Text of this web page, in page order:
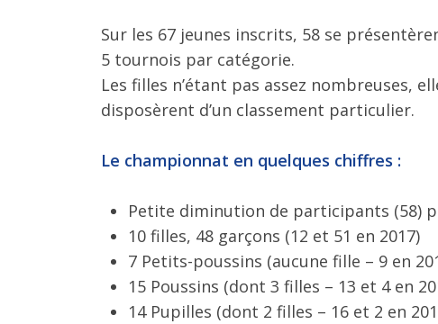
Sur les 67 jeunes inscrits, 58 se
5 tournois par catégorie.
Les filles n’étant pas assez nombreuses,
disposèrent d’un classement particulier.
Le championnat en quelques chiffres :
Petite diminution de participants (58)
10 filles, 48 garçons (12 et 51 en 2017)
7 Petits-poussins (aucune fille – 9 en
15 Poussins (dont 3 filles – 13 et 4 en
14 Pupilles (dont 2 filles – 16 et 2 en